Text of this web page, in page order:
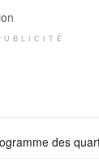
des